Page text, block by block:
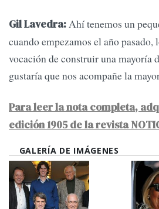
Gil Lavedra:Ahí tenemos un
cuando empezamos el año
vocación de construir una mayoría
gustaría que nos acompañe la
Para leer la nota completa,
edición 1905 de la revista
GALERÍA DE IMÁGENES